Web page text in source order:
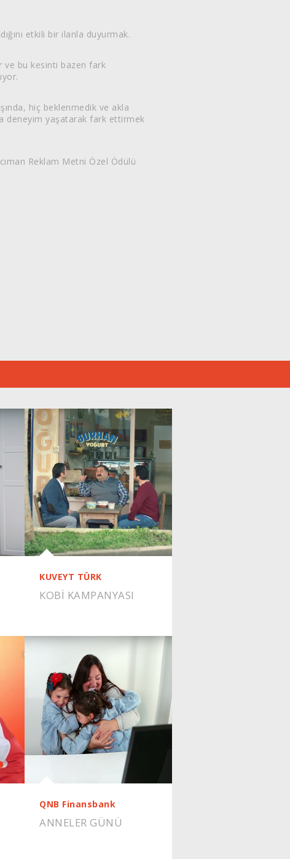
etkili bir ilanla duyurmak.
ve bu kesinti bazen fark
hiç beklenmedik ve akla
deneyim yaşatarak fark ettirmek
Reklam Metni Özel Ödülü
KUVEYT TÜRK
KOBİ KAMPANYASI
QNB Finansbank
ANNELER GÜNÜ